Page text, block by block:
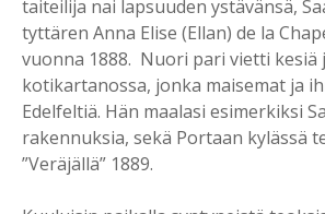
taiteilija nai lapsuuden ystävänsä,
tyttären Anna Elise (Ellan) de la
vuonna 1888. Nuori pari vietti kesiä
kotikartanossa, jonka maisemat ja
Edelfeltiä. Hän maalasi esimerkiksi
rakennuksia, sekä Portaan kylässä
”Veräjällä” 1889.